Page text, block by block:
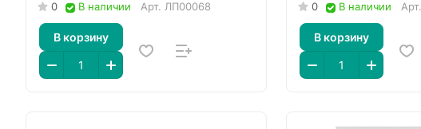
0 В наличии Арт. ЛП00068
В корзину
0 В наличии Арт.
В корзину